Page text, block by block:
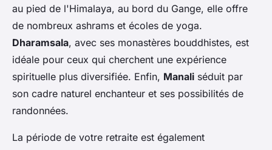
au pied de l'Himalaya, au bord du Gange, elle offre
de nombreux ashrams et écoles de yoga.
Dharamsala, avec ses monastères bouddhistes, est
idéale pour ceux qui cherchent une expérience
spirituelle plus diversifiée. Enfin, Manali séduit par
son cadre naturel enchanteur et ses possibilités de
randonnées.
La période de votre retraite est également